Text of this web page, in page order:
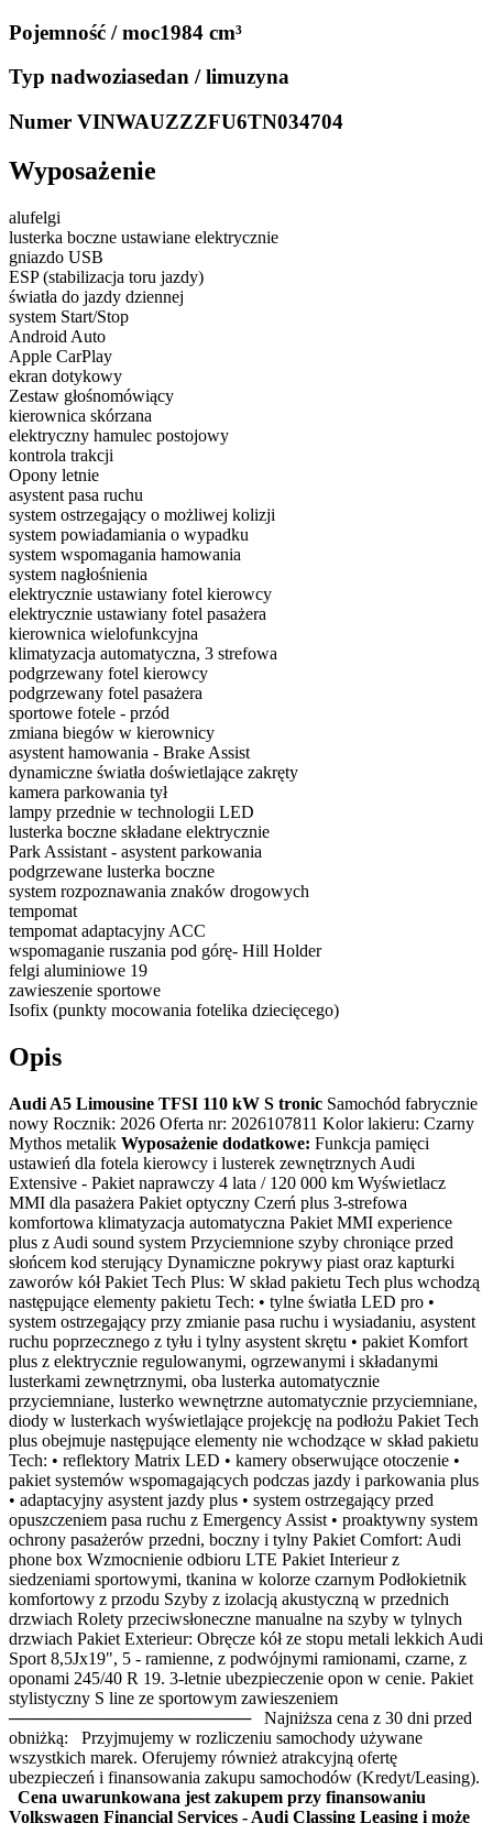
Pojemność / moc1984 cm³
Typ nadwoziasedan / limuzyna
Numer VINWAUZZZFU6TN034704
Wyposażenie
alufelgi
lusterka boczne ustawiane elektrycznie
gniazdo USB
ESP (stabilizacja toru jazdy)
światła do jazdy dziennej
system Start/Stop
Android Auto
Apple CarPlay
ekran dotykowy
Zestaw głośnomówiący
kierownica skórzana
elektryczny hamulec postojowy
kontrola trakcji
Opony letnie
asystent pasa ruchu
system ostrzegający o możliwej kolizji
system powiadamiania o wypadku
system wspomagania hamowania
system nagłośnienia
elektrycznie ustawiany fotel kierowcy
elektrycznie ustawiany fotel pasażera
kierownica wielofunkcyjna
klimatyzacja automatyczna, 3 strefowa
podgrzewany fotel kierowcy
podgrzewany fotel pasażera
sportowe fotele - przód
zmiana biegów w kierownicy
asystent hamowania - Brake Assist
dynamiczne światła doświetlające zakręty
kamera parkowania tył
lampy przednie w technologii LED
lusterka boczne składane elektrycznie
Park Assistant - asystent parkowania
podgrzewane lusterka boczne
system rozpoznawania znaków drogowych
tempomat
tempomat adaptacyjny ACC
wspomaganie ruszania pod górę- Hill Holder
felgi aluminiowe 19
zawieszenie sportowe
Isofix (punkty mocowania fotelika dziecięcego)
Opis
Audi A5 Limousine TFSI 110 kW S tronic Samochód fabrycznie
nowy Rocznik: 2026 Oferta nr: 2026107811 Kolor lakieru: Czarny
Mythos metalik Wyposażenie dodatkowe: Funkcja pamięci
ustawień dla fotela kierowcy i lusterek zewnętrznych Audi
Extensive - Pakiet naprawczy 4 lata / 120 000 km Wyświetlacz
MMI dla pasażera Pakiet optyczny Czerń plus 3-strefowa
komfortowa klimatyzacja automatyczna Pakiet MMI experience
plus z Audi sound system Przyciemnione szyby chroniące przed
słońcem kod sterujący Dynamiczne pokrywy piast oraz kapturki
zaworów kół Pakiet Tech Plus: W skład pakietu Tech plus wchodzą
następujące elementy pakietu Tech: • tylne światła LED pro •
system ostrzegający przy zmianie pasa ruchu i wysiadaniu, asystent
ruchu poprzecznego z tyłu i tylny asystent skrętu • pakiet Komfort
plus z elektrycznie regulowanymi, ogrzewanymi i składanymi
lusterkami zewnętrznymi, oba lusterka automatycznie
przyciemniane, lusterko wewnętrzne automatycznie przyciemniane,
diody w lusterkach wyświetlające projekcję na podłożu Pakiet Tech
plus obejmuje następujące elementy nie wchodzące w skład pakietu
Tech: • reflektory Matrix LED • kamery obserwujące otoczenie •
pakiet systemów wspomagających podczas jazdy i parkowania plus
• adaptacyjny asystent jazdy plus • system ostrzegający przed
opuszczeniem pasa ruchu z Emergency Assist • proaktywny system
ochrony pasażerów przedni, boczny i tylny Pakiet Comfort: Audi
phone box Wzmocnienie odbioru LTE Pakiet Interieur z
siedzeniami sportowymi, tkanina w kolorze czarnym Podłokietnik
komfortowy z przodu Szyby z izolacją akustyczną w przednich
drzwiach Rolety przeciwsłoneczne manualne na szyby w tylnych
drzwiach Pakiet Exterieur: Obręcze kół ze stopu metali lekkich Audi
Sport 8,5Jx19", 5 - ramienne, z podwójnymi ramionami, czarne, z
oponami 245/40 R 19. 3-letnie ubezpieczenie opon w cenie. Pakiet
stylistyczny S line ze sportowym zawieszeniem
──────────────────── Najniższa cena z 30 dni przed
obniżką: Przyjmujemy w rozliczeniu samochody używane
wszystkich marek. Oferujemy również atrakcyjną ofertę
ubezpieczeń i finansowania zakupu samochodów (Kredyt/Leasing).
Cena uwarunkowana jest zakupem przy finansowaniu
Volkswagen Financial Services - Audi Classing Leasing i może